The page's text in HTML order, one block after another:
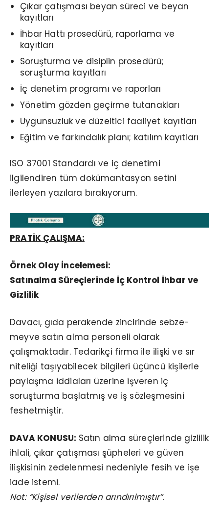
Çıkar çatışması beyan süreci ve beyan
kayıtları
İhbar Hattı prosedürü, raporlama ve
kayıtları
Soruşturma ve disiplin prosedürü;
soruşturma kayıtları
İç denetim programı ve raporları
Yönetim gözden geçirme tutanakları
Uygunsuzluk ve düzeltici faaliyet kayıtları
Eğitim ve farkındalık planı; katılım kayıtları
ISO 37001 Standardı ve iç denetimi
ilgilendiren tüm dokümantasyon setini
ilerleyen yazılara bırakıyorum.
PRATİK ÇALIŞMA:
Örnek Olay İncelemesi:
Satınalma Süreçlerinde İç Kontrol İhbar ve
Gizlilik
Davacı, gıda perakende zincirinde sebze-
meyve satın alma personeli olarak
çalışmaktadır. Tedarikçi firma ile ilişki ve sır
niteliği taşıyabilecek bilgileri üçüncü kişilerle
paylaşma iddiaları üzerine işveren iç
soruşturma başlatmış ve iş sözleşmesini
feshetmiştir.
DAVA KONUSU: Satın alma süreçlerinde gizlilik
ihlali, çıkar çatışması şüpheleri ve güven
ilişkisinin zedelenmesi nedeniyle fesih ve işe
iade istemi.
Not: “Kişisel verilerden arındırılmıştır”.